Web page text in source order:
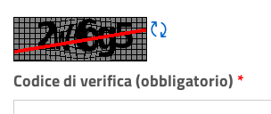
Rigene CAPTCHA
Codice di verifica (obbligatorio) *